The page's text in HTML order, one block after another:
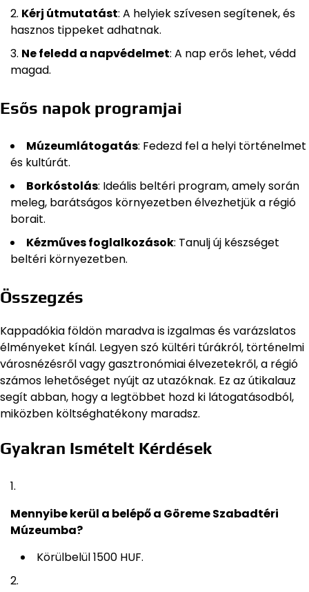
Kérj útmutatást: A helyiek szívesen segítenek, és
hasznos tippeket adhatnak.
Ne feledd a napvédelmet: A nap erős lehet, védd
magad.
Esős napok programjai
Múzeumlátogatás: Fedezd fel a helyi történelmet
és kultúrát.
Borkóstolás: Ideális beltéri program, amely során
meleg, barátságos környezetben élvezhetjük a régió
borait.
Kézműves foglalkozások: Tanulj új készséget
beltéri környezetben.
Összegzés
Kappadókia földön maradva is izgalmas és varázslatos
élményeket kínál. Legyen szó kültéri túrákról, történelmi
városnézésről vagy gasztronómiai élvezetekről, a régió
számos lehetőséget nyújt az utazóknak. Ez az útikalauz
segít abban, hogy a legtöbbet hozd ki látogatásodból,
miközben költséghatékony maradsz.
Gyakran Ismételt Kérdések
Mennyibe kerül a belépő a Göreme Szabadtéri
Múzeumba?
Körülbelül 1500 HUF.